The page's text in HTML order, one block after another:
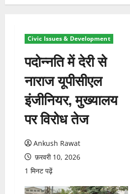
Civic Issues & Development
पदोन्नति में देरी से
नाराज यूपीसीएल
इंजीनियर, मुख्यालय
पर विरोध तेज
Ankush Rawat
फ़रवरी 10, 2026
1 मिनट पढ़ें